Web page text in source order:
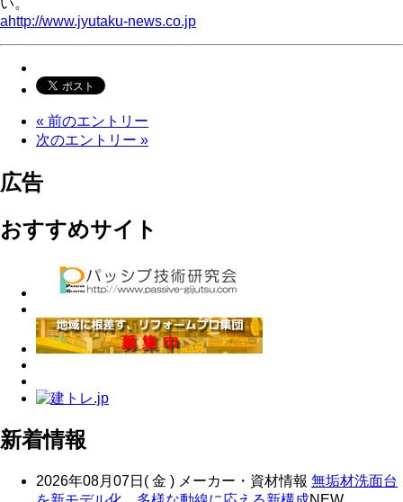
ahttp://www.jyutaku-news.co.jp
« 前のエントリー
次のエントリー »
広告
おすすめサイト
新着情報
2026年08月07日( 金 ) メーカー・資材情報 無垢材洗面台